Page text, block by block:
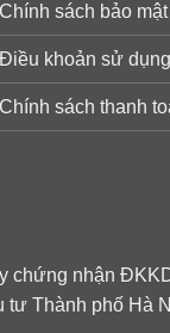
Chính sách bảo mật
Điều khoản sử dụng
Chính sách thanh
chứng nhận
tư Thành phố Hà